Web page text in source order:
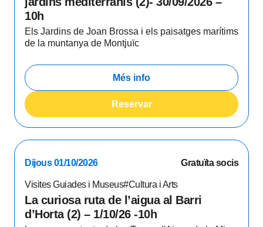
10h
Els Jardins de Joan Brossa i els paisatges marítims
de la muntanya de Montjuïc
Més info
Reservar
Dijous 01/10/2026 Gratuïta socis
Visites Guiades i Museus#Cultura i Arts
La curiosa ruta de l’aigua al Barri
d’Horta (2) – 1/10/26 -10h